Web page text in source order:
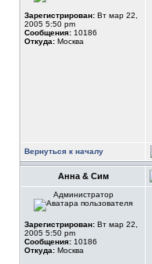
Зарегистрирован: Вт мар 22,
2005 5:50 pm
Сообщения: 10186
Откуда: Москва
Вернуться к началу
Анна & Сим
Администратор
Зарегистрирован: Вт мар 22,
2005 5:50 pm
Сообщения: 10186
Откуда: Москва